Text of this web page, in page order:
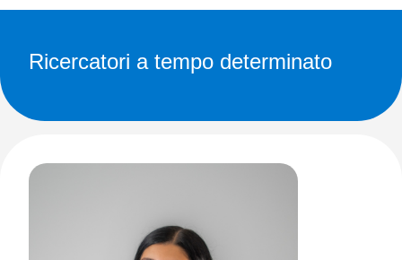
ricercatori a tempo determinato